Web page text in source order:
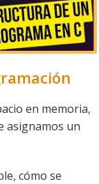
en memoria,
asignamos un
cómo se